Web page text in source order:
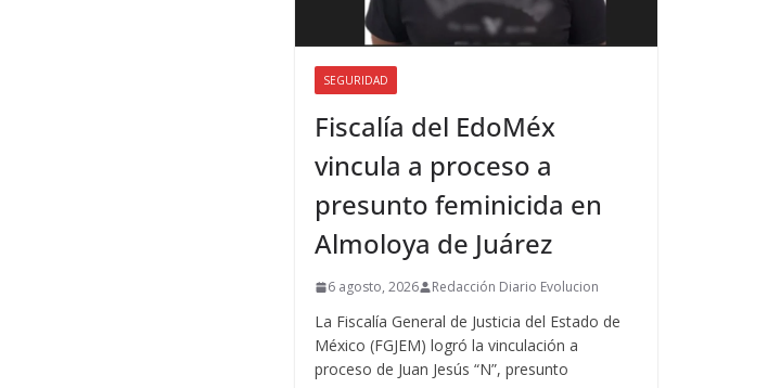
SEGURIDAD
Fiscalía del EdoMéx
vincula a proceso a
presunto feminicida en
Almoloya de Juárez
6 agosto, 2026 Redacción Diario Evolucion
La Fiscalía General de Justicia del Estado de
México (FGJEM) logró la vinculación a
proceso de Juan Jesús “N”, presunto